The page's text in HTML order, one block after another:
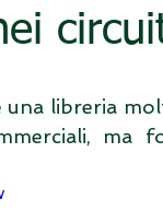
libreria
ma